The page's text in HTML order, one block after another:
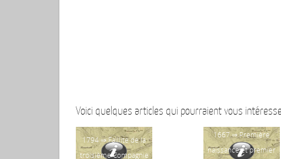
Voici quelques articles qui pourraient vous
1794 ⇒ Faillite de la
troisième Compagnie
1667 ⇒ Première
naissance et premier